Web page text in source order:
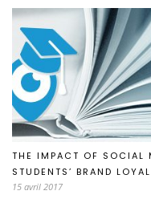
THE IMPACT OF SOCIAL
STUDENTS’ BRAND
15 avril 2017